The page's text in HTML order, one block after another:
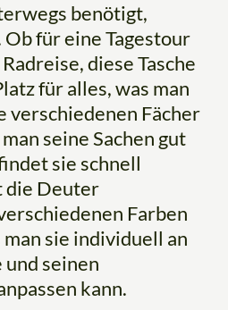
benötigt,
für eine Tagestour
diese Tasche
für alles, was man
verschiedenen Fächer
seine Sachen gut
sie schnell
die Deuter
Farben
sie individuell an
seinen
kann.